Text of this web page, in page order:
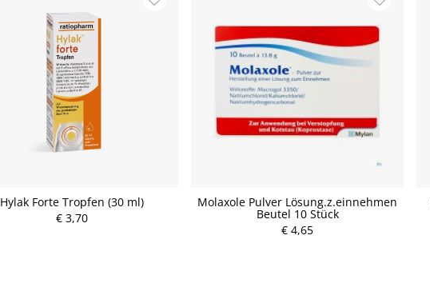
Hylak Forte Tropfen (30 ml)
€ 3,70
Molaxole Pulver Lösung.z.einnehmen
Beutel 10 Stück
€ 4,65
P P
r